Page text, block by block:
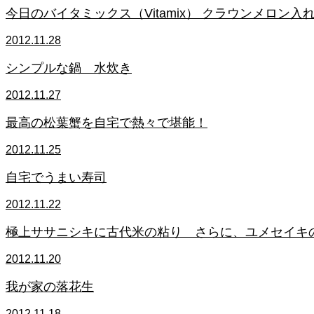
今日のバイタミックス（Vitamix） クラウンメロン入
2012.11.28
シンプルな鍋 水炊き
2012.11.27
最高の松葉蟹を自宅で熱々で堪能！
2012.11.25
自宅でうまい寿司
2012.11.22
極上ササニシキに古代​米の粘り さらに、ユメセイキ
2012.11.20
我が家の落花生